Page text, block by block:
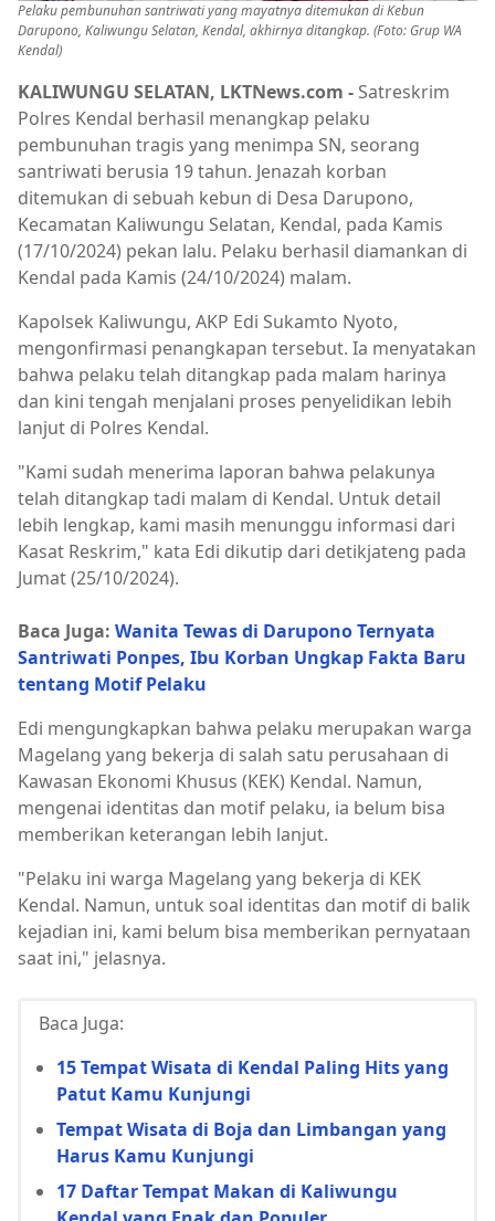
Pelaku pembunuhan santriwati yang mayatnya ditemukan di Kebun
Darupono, Kaliwungu Selatan, Kendal, akhirnya ditangkap. (Foto: Grup WA
Kendal)
KALIWUNGU SELATAN, LKTNews.com -Satreskrim
Polres Kendal berhasil menangkap pelaku
pembunuhan tragis yang menimpa SN, seorang
santriwati berusia 19 tahun. Jenazah korban
ditemukan di sebuah kebun di Desa Darupono,
Kecamatan Kaliwungu Selatan, Kendal, pada Kamis
(17/10/2024) pekan lalu. Pelaku berhasil diamankan di
Kendal pada Kamis (24/10/2024) malam.
Kapolsek Kaliwungu, AKP Edi Sukamto Nyoto,
mengonfirmasi penangkapan tersebut. Ia menyatakan
bahwa pelaku telah ditangkap pada malam harinya
dan kini tengah menjalani proses penyelidikan lebih
lanjut di Polres Kendal.
"Kami sudah menerima laporan bahwa pelakunya
telah ditangkap tadi malam di Kendal. Untuk detail
lebih lengkap, kami masih menunggu informasi dari
Kasat Reskrim," kata Edi dikutip dari detikjateng pada
Jumat (25/10/2024).
Baca Juga: Wanita Tewas di Darupono Ternyata
Santriwati Ponpes, Ibu Korban Ungkap Fakta Baru
tentang Motif Pelaku
Edi mengungkapkan bahwa pelaku merupakan warga
Magelang yang bekerja di salah satu perusahaan di
Kawasan Ekonomi Khusus (KEK) Kendal. Namun,
mengenai identitas dan motif pelaku, ia belum bisa
memberikan keterangan lebih lanjut.
"Pelaku ini warga Magelang yang bekerja di KEK
Kendal. Namun, untuk soal identitas dan motif di balik
kejadian ini, kami belum bisa memberikan pernyataan
saat ini," jelasnya.
Baca Juga:
15 Tempat Wisata di Kendal Paling Hits yang
Patut Kamu Kunjungi
Tempat Wisata di Boja dan Limbangan yang
Harus Kamu Kunjungi
17 Daftar Tempat Makan di Kaliwungu